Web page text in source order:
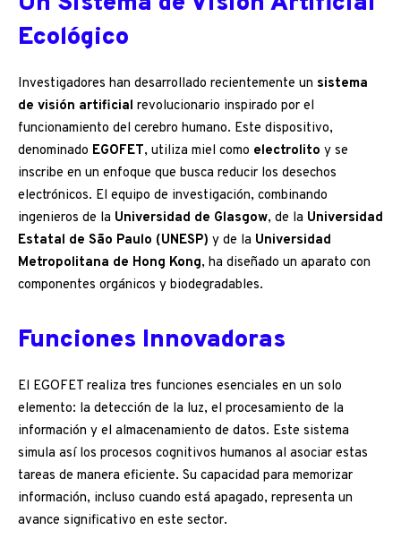
Ecológico
Investigadores han desarrollado recientemente un sistema
de visión artificial revolucionario inspirado por el
funcionamiento del cerebro humano. Este dispositivo,
denominado EGOFET, utiliza miel como electrolito y se
inscribe en un enfoque que busca reducir los desechos
electrónicos. El equipo de investigación, combinando
ingenieros de la Universidad de Glasgow, de la Universidad
Estatal de São Paulo (UNESP) y de la Universidad
Metropolitana de Hong Kong, ha diseñado un aparato con
componentes orgánicos y biodegradables.
Funciones Innovadoras
El EGOFET realiza tres funciones esenciales en un solo
elemento: la detección de la luz, el procesamiento de la
información y el almacenamiento de datos. Este sistema
simula así los procesos cognitivos humanos al asociar estas
tareas de manera eficiente. Su capacidad para memorizar
información, incluso cuando está apagado, representa un
avance significativo en este sector.